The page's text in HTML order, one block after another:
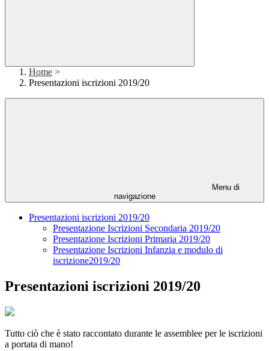
Home >
Presentazioni iscrizioni 2019/20
Menu di
navigazione
Presentazioni iscrizioni 2019/20
Presentazione Iscrizioni Secondaria 2019/20
Presentazione Iscrizioni Primaria 2019/20
Presentazione Iscrizioni Infanzia e modulo di
iscrizione2019/20
Presentazioni iscrizioni 2019/20
Tutto ciò che è stato raccontato durante le assemblee per le iscrizioni
a portata di mano!